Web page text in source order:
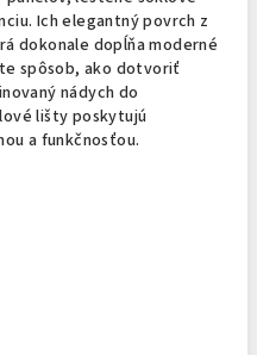
Ich elegantný povrch z
dokonale dopĺňa moderné
spôsob, ako dotvoriť
nádych do
lišty poskytujú
a funkčnosťou.